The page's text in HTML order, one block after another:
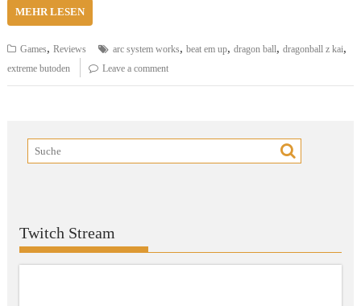
MEHR LESEN
Games,Reviews arc system works,beat em up,dragon ball,dragonball z kai,
extreme butoden Leave a comment
Twitch Stream